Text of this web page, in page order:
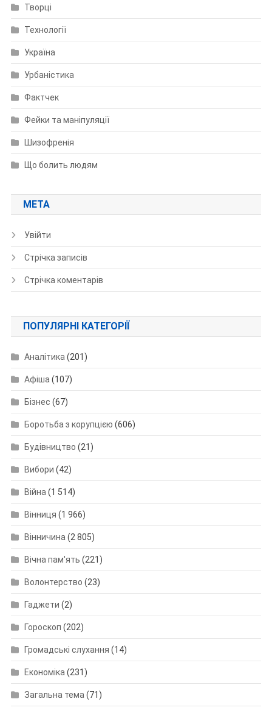
Творці
Технології
Україна
Урбаністика
Фактчек
Фейки та маніпуляції
Шизофренія
Що болить людям
МЕТА
Увійти
Стрічка записів
Стрічка коментарів
ПОПУЛЯРНІ КАТЕГОРІЇ
Аналітика(201)
Афіша(107)
Бізнес (67)
Боротьба з корупцією (606)
Будівництво (21)
Вибори (42)
Війна(1 514)
Вінниця (1 966)
Вінничина(2 805)
Вічна пам'ять (221)
Волонтерство (23)
Гаджети (2)
Гороскоп (202)
Громадські слухання (14)
Економіка(231)
Загальна тема(71)